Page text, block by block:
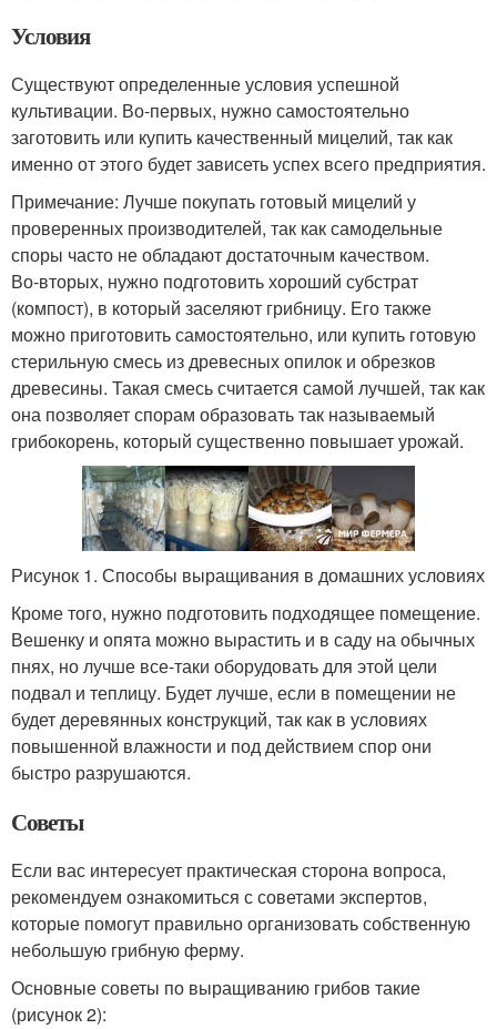
Условия
Существуют определенные условия успешной
культивации. Во-первых, нужно самостоятельно
заготовить или купить качественный мицелий, так как
именно от этого будет зависеть успех всего предприятия.
Примечание: Лучше покупать готовый мицелий у
проверенных производителей, так как самодельные
споры часто не обладают достаточным качеством.
Во-вторых, нужно подготовить хороший субстрат
(компост), в который заселяют грибницу. Его также
можно приготовить самостоятельно, или купить готовую
стерильную смесь из древесных опилок и обрезков
древесины. Такая смесь считается самой лучшей, так как
она позволяет спорам образовать так называемый
грибокорень, который существенно повышает урожай.
Рисунок 1. Способы выращивания в домашних условиях
Кроме того, нужно подготовить подходящее помещение.
Вешенку и опята можно вырастить и в саду на обычных
пнях, но лучше все-таки оборудовать для этой цели
подвал и теплицу. Будет лучше, если в помещении не
будет деревянных конструкций, так как в условиях
повышенной влажности и под действием спор они
быстро разрушаются.
Советы
Если вас интересует практическая сторона вопроса,
рекомендуем ознакомиться с советами экспертов,
которые помогут правильно организовать собственную
небольшую грибную ферму.
Основные советы по выращиванию грибов такие
(рисунок 2):